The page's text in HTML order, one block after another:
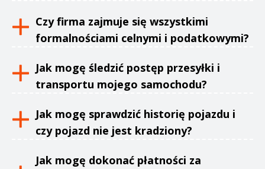
Czy firma zajmuje się wszystkimi
formalnościami celnymi i podatkowymi?
Jak mogę śledzić postęp przesyłki i
transportu mojego samochodu?
Jak mogę sprawdzić historię pojazdu i
czy pojazd nie jest kradziony?
Jak mogę dokonać płatności za